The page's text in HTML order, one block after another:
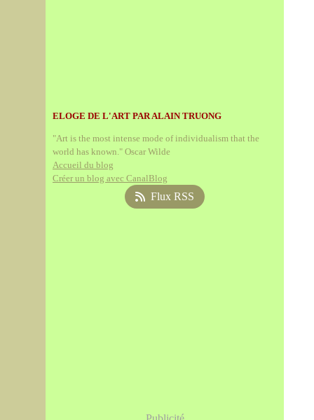
ELOGE DE L'ART PAR ALAIN TRUONG
"Art is the most intense mode of individualism that the
world has known." Oscar Wilde
Accueil du blog
Créer un blog avec CanalBlog
Flux RSS